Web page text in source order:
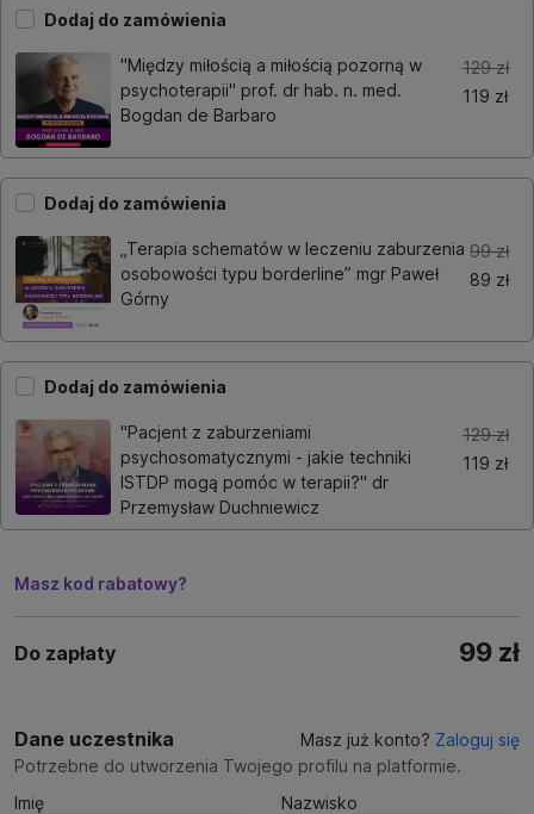
Dodaj do zamówienia
"Między miłością a miłością pozorną w
psychoterapii" prof. dr hab. n. med.
Bogdan de Barbaro
129 zł
119 zł
Dodaj do zamówienia
„Terapia schematów w leczeniu zaburzenia
osobowości typu borderline” mgr Paweł
Górny
99 zł
89 zł
Dodaj do zamówienia
"Pacjent z zaburzeniami
psychosomatycznymi - jakie techniki
ISTDP mogą pomóc w terapii?" dr
Przemysław Duchniewicz
129 zł
119 zł
Masz kod rabatowy?
Do zapłaty 99 zł
Dane uczestnika Masz już konto? Zaloguj się
Potrzebne do utworzenia Twojego profilu na platformie.
Imię
Nazwisko